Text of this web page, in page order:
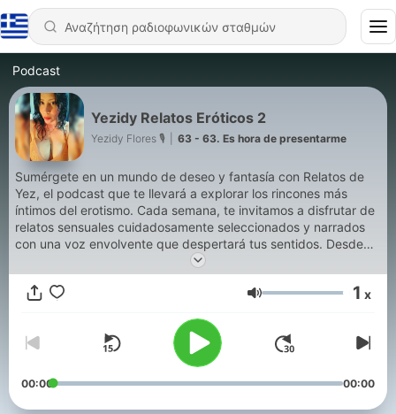
Podcast
Yezidy Relatos Eróticos 2
Yezidy Flores 🎙 63 - 63. Es hora de presentarme
Sumérgete en un mundo de deseo y fantasía con Relatos de
Yez, el podcast que te llevará a explorar los rincones más
íntimos del erotismo. Cada semana, te invitamos a disfrutar de
relatos sensuales cuidadosamente seleccionados y narrados
con una voz envolvente que despertará tus sentidos. Desde
encuentros furtivos y apasionados hasta historias de amor
profundo y conexiones inquebrantables, nuestros relatos
capturan la esencia del placer en todas sus formas. Perfecto
Ένταση 1 x
00:00 00:00